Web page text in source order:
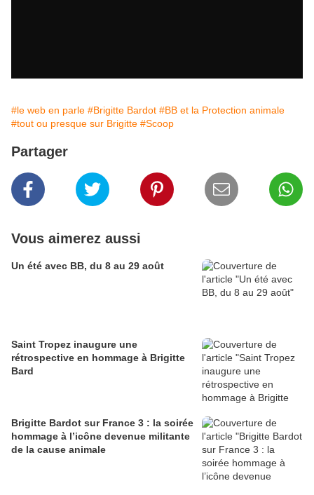
#le web en parle #Brigitte Bardot #BB et la Protection animale
#tout ou presque sur Brigitte #Scoop
Partager
Vous aimerez aussi
Un été avec BB, du 8 au 29 août
Saint Tropez inaugure une
rétrospective en hommage à Brigitte
Bard
Brigitte Bardot sur France 3 : la soirée
hommage à l’icône devenue militante
de la cause animale